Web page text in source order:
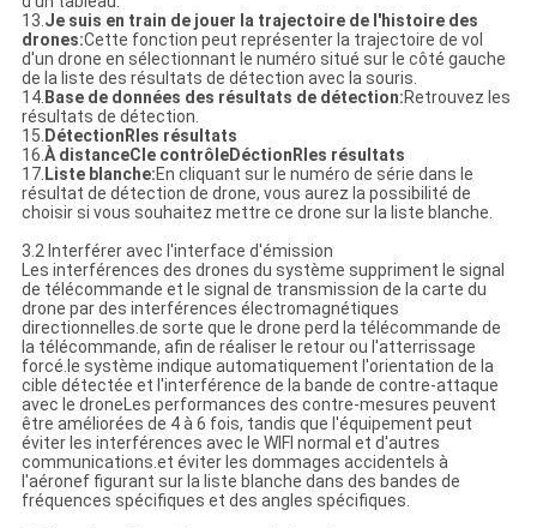
13.Je suis en train de jouer la trajectoire de l'histoire des
drones:Cette fonction peut représenter la trajectoire de vol
d'un drone en sélectionnant le numéro situé sur le côté gauche
de la liste des résultats de détection avec la souris.
14. Base de données des résultats de détection:Retrouvez les
résultats de détection.
15. Détection Rles résultats
16.À distanceC le contrôleDéction Rles résultats
17. Liste blanche:En cliquant sur le numéro de série dans le
résultat de détection de drone, vous aurez la possibilité de
choisir si vous souhaitez mettre ce drone sur la liste blanche.
3.2 Interférer avec l'interface d'émission
Les interférences des drones du système suppriment le signal
de télécommande et le signal de transmission de la carte du
drone par des interférences électromagnétiques
directionnelles.de sorte que le drone perd la télécommande de
la télécommande, afin de réaliser le retour ou l'atterrissage
forcé.le système indique automatiquement l'orientation de la
cible détectée et l'interférence de la bande de contre-attaque
avec le droneLes performances des contre-mesures peuvent
être améliorées de 4 à 6 fois, tandis que l'équipement peut
éviter les interférences avec le WIFI normal et d'autres
communications.et éviter les dommages accidentels à
l'aéronef figurant sur la liste blanche dans des bandes de
fréquences spécifiques et des angles spécifiques.